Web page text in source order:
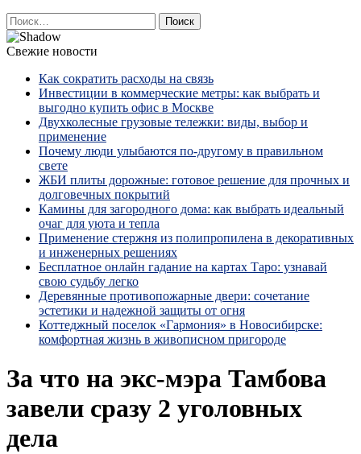
Найти:
Свежие новости
Как сократить расходы на связь
Инвестиции в коммерческие метры: как выбрать и
выгодно купить офис в Москве
Двухколесные грузовые тележки: виды, выбор и
применение
Почему люди улыбаются по‑другому в правильном
свете
ЖБИ плиты дорожные: готовое решение для прочных и
долговечных покрытий
Камины для загородного дома: как выбрать идеальный
очаг для уюта и тепла
Применение стержня из полипропилена в декоративных
и инженерных решениях
Бесплатное онлайн гадание на картах Таро: узнавай
свою судьбу легко
Деревянные противопожарные двери: сочетание
эстетики и надежной защиты от огня
Коттеджный поселок «Гармония» в Новосибирске:
комфортная жизнь в живописном пригороде
За что на экс-мэра Тамбова
завели сразу 2 уголовных
дела